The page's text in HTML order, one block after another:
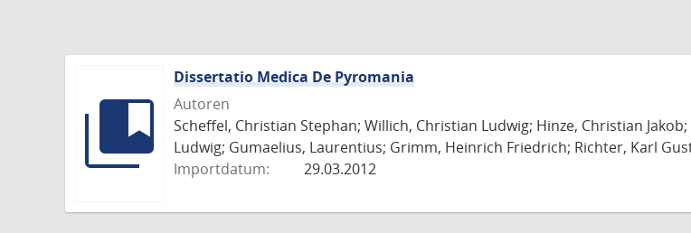
Dissertatio Medica De Pyromania
Autoren
Scheffel, Christian Stephan; Willich, Christian Ludwig; Hinze, Christian
Ludwig; Gumaelius, Laurentius; Grimm, Heinrich Friedrich; Richter, Karl
Importdatum:
29.03.2012